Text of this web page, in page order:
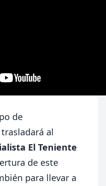
de
trasladará al
El Teniente
de este
para llevar a